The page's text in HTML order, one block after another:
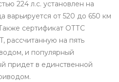
224 л.с. установлен на
варьируется от 520 до 650 км
сертификат ОТТС
, рассчитанную на пять
и популярный
придет в единственной